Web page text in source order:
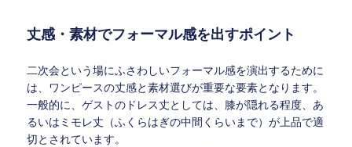
丈感・素材でフォーマル感を出すポイント
二次会という場にふさわしいフォーマル感を演出するために
は、ワンピースの丈感と素材選びが重要な要素となります。
一般的に、ゲストのドレス丈としては、膝が隠れる程度、あ
るいはミモレ丈（ふくらはぎの中間くらいまで）が上品で適
切とされています。